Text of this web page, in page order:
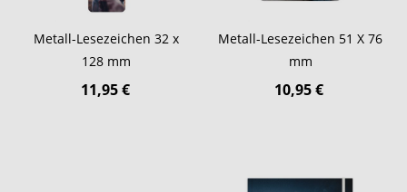
Metall-Lesezeichen 32 x
128 mm
11,95 €
Metall-Lesezeichen 51 X 76
mm
10,95 €